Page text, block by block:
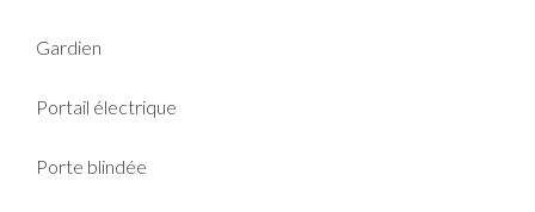
Gardien
Portail électrique
Porte blindée